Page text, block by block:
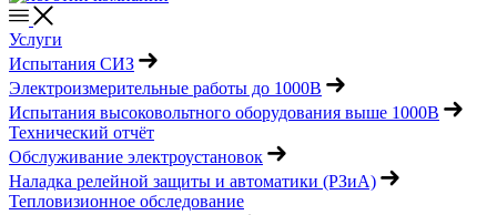
Услуги
Испытания СИЗ
Электроизмерительные работы до 1000В
Испытания высоковольтного оборудования выше 1000В
Технический отчёт
Обслуживание электроустановок
Наладка релейной защиты и автоматики (РЗиА)
Тепловизионное обследование